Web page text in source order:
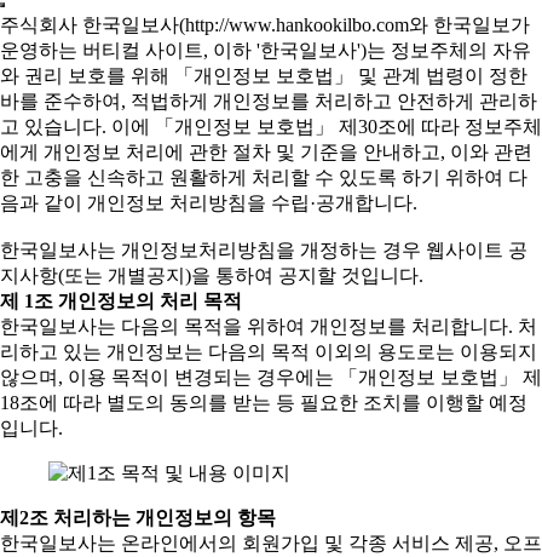
주식회사 한국일보사(http://www.hankookilbo.com와 한국일보가
운영하는 버티컬 사이트, 이하 '한국일보사')는 정보주체의 자유
와 권리 보호를 위해 「개인정보 보호법」 및 관계 법령이 정한
바를 준수하여, 적법하게 개인정보를 처리하고 안전하게 관리하
고 있습니다. 이에 「개인정보 보호법」 제30조에 따라 정보주체
에게 개인정보 처리에 관한 절차 및 기준을 안내하고, 이와 관련
한 고충을 신속하고 원활하게 처리할 수 있도록 하기 위하여 다
음과 같이 개인정보 처리방침을 수립·공개합니다.
한국일보사는 개인정보처리방침을 개정하는 경우 웹사이트 공
지사항(또는 개별공지)을 통하여 공지할 것입니다.
제 1조 개인정보의 처리 목적
한국일보사는 다음의 목적을 위하여 개인정보를 처리합니다. 처
리하고 있는 개인정보는 다음의 목적 이외의 용도로는 이용되지
않으며, 이용 목적이 변경되는 경우에는 「개인정보 보호법」 제
18조에 따라 별도의 동의를 받는 등 필요한 조치를 이행할 예정
입니다.
제2조 처리하는 개인정보의 항목
한국일보사는 온라인에서의 회원가입 및 각종 서비스 제공, 오프